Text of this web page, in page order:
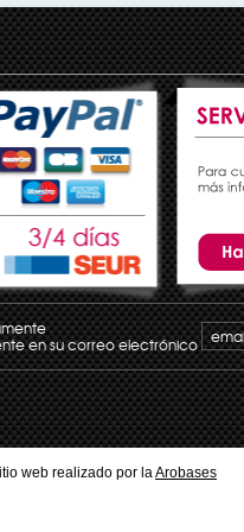
en su correo electrónico
web realizado por la Arobases